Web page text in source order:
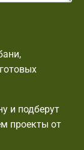
и подберут
проекты от